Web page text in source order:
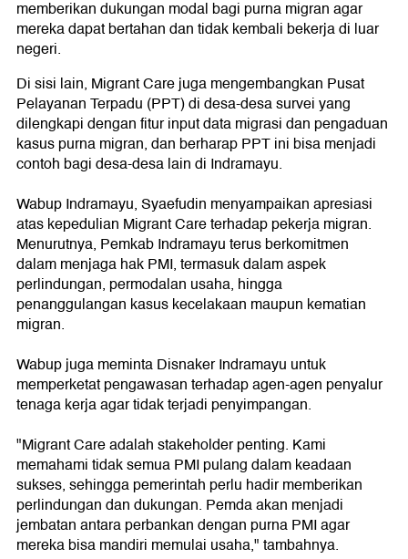
memberikan dukungan modal bagi purna migran agar
mereka dapat bertahan dan tidak kembali bekerja di luar
negeri.
Di sisi lain, Migrant Care juga mengembangkan Pusat
Pelayanan Terpadu (PPT) di desa-desa survei yang
dilengkapi dengan fitur input data migrasi dan pengaduan
kasus purna migran, dan berharap PPT ini bisa menjadi
contoh bagi desa-desa lain di Indramayu.
Wabup Indramayu, Syaefudin menyampaikan apresiasi
atas kepedulian Migrant Care terhadap pekerja migran.
Menurutnya, Pemkab Indramayu terus berkomitmen
dalam menjaga hak PMI, termasuk dalam aspek
perlindungan, permodalan usaha, hingga
penanggulangan kasus kecelakaan maupun kematian
migran.
Wabup juga meminta Disnaker Indramayu untuk
memperketat pengawasan terhadap agen-agen penyalur
tenaga kerja agar tidak terjadi penyimpangan.
"Migrant Care adalah stakeholder penting. Kami
memahami tidak semua PMI pulang dalam keadaan
sukses, sehingga pemerintah perlu hadir memberikan
perlindungan dan dukungan. Pemda akan menjadi
jembatan antara perbankan dengan purna PMI agar
mereka bisa mandiri memulai usaha," tambahnya.